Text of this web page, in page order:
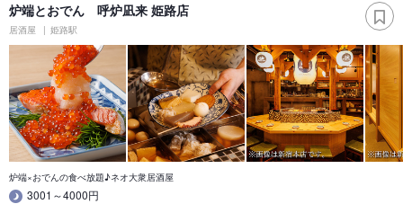
炉端とおでん 呼炉凪来 姫路店
居酒屋 姫路駅
炉端×おでんの食べ放題♪ネオ大衆居酒屋
3001～4000円